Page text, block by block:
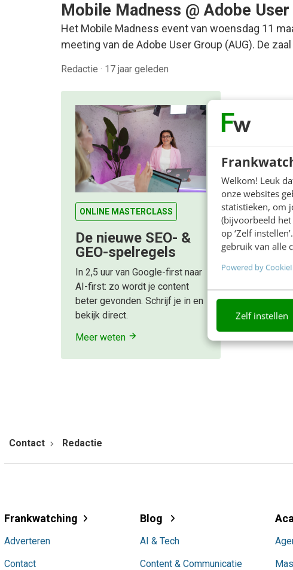
Welkom! Leuk
onze websites
statistieken, om
(bijvoorbeeld
op ‘Zelf
gebruik van alle
Powered by
Zelf instellen
Mobile Madness @ Adobe User
Het Mobile Madness event van woensdag 11
meeting van de Adobe User Group (AUG). De
Redactie · 17 jaar geleden
ONLINE MASTERCLASS
De nieuwe SEO- &
GEO-spelregels
In 2,5 uur van Google-first naar
AI-first: zo wordt je content
beter gevonden. Schrijf je in en
bekijk direct.
Meer weten
Contact Redactie
Frankwatching
Adverteren
Contact
Blog
AI & Tech
Content & Communicatie